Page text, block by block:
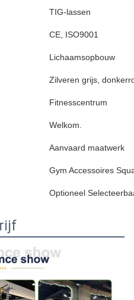
TIG-lassen
CE, ISO9001
Lichaamsopbouw
Zilveren grijs,
Fitnesscentrum
Welkom.
Aanvaard maatwerk
Gym Accessoires
Optioneel